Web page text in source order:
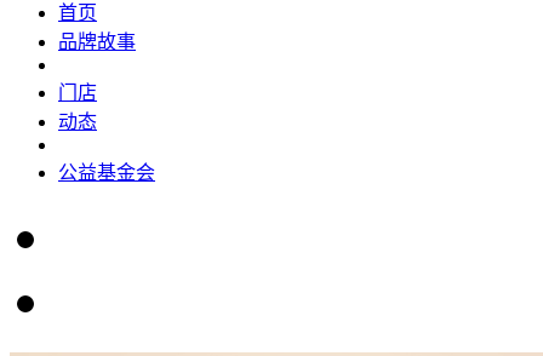
首页
品牌故事
门店
动态
公益基金会